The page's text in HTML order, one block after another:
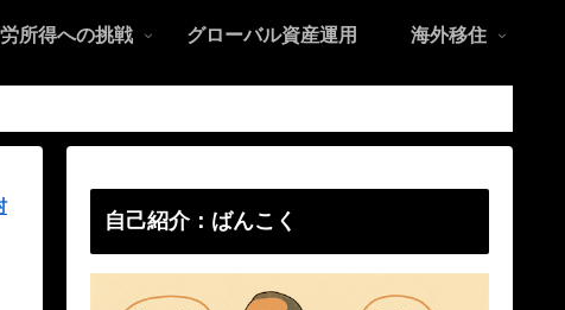
所得への挑戦 グローバル資産運用 海外移住
自己紹介：ばんこく